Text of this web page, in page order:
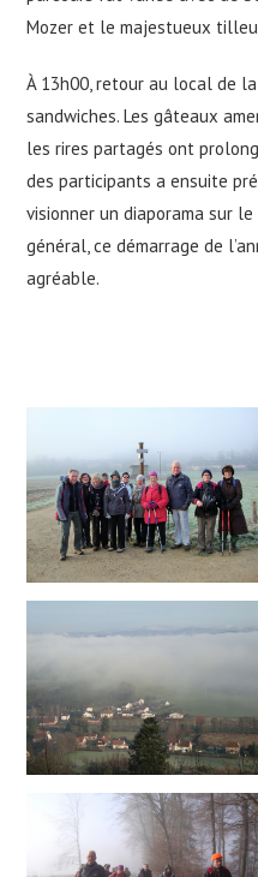
Mozer et le majestueux
À 13h00, retour au local de
sandwiches. Les gâteaux
les rires partagés ont
des participants a ensuite
visionner un diaporama sur le
général, ce démarrage de
agréable.